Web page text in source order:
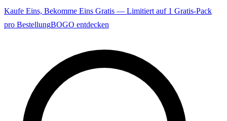
Kaufe Eins, Bekomme Eins Gratis — Limitiert auf 1 Gratis-Pack
pro BestellungBOGO entdecken